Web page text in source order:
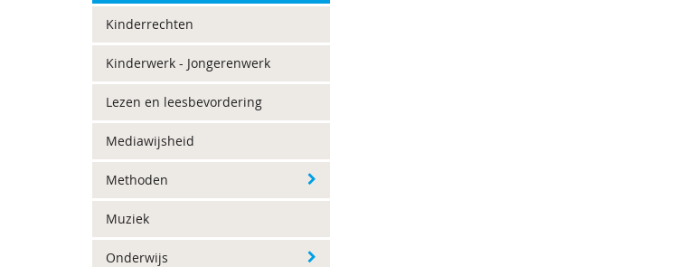
Kinderrechten
Kinderwerk - Jongerenwerk
Lezen en leesbevordering
Mediawijsheid
Methoden
Muziek
Onderwijs